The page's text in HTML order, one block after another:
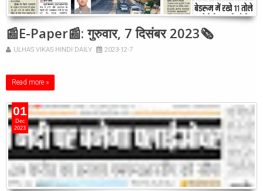
📰E-Paper📰: गुरुवार, 7 दिसंबर 2023🗞
ULHAS VIKAS HINDI DAILY 2023-12-7
Read more »
01
Dec
2023